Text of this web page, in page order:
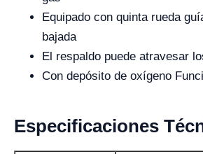
Equipado con quinta rueda
bajada
El respaldo puede atravesar
Con depósito de oxígeno
Especificaciones